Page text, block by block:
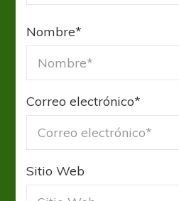
Nombre*
Correo electrónico*
Sitio Web